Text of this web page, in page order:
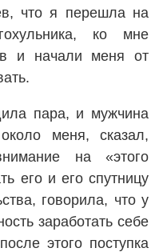
что я перешла на
ко мне
и начали меня от
пара, и мужчина
меня, сказал,
на «этого
его и его спутницу
говорила, что у
заработать себе
этого поступка